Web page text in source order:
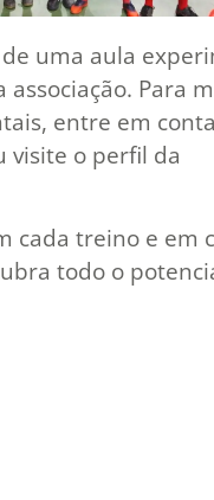
uma aula
Para
entre em
visite o perfil da
cada treino e em
todo o